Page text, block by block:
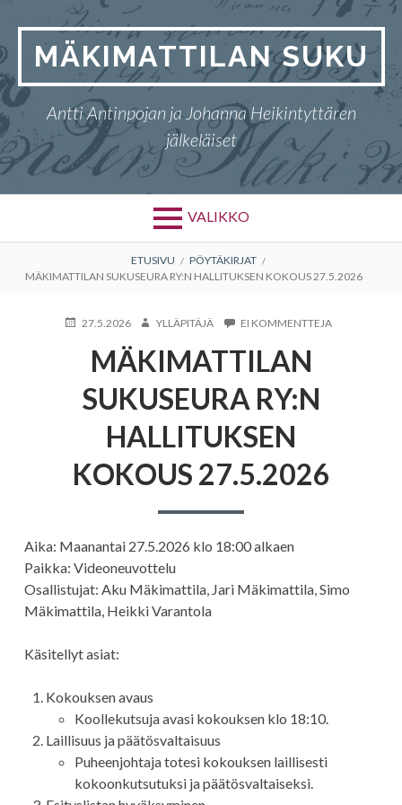
sisältöön
MÄKIMATTILAN SUKU
Antti Antinpojan ja Johanna Heikintyttären
jälkeläiset
VALIKKO
MURUPOLKU
ETUSIVU
PÖYTÄKIRJAT
MÄKIMATTILAN SUKUSEURA RY:N HALLITUKSEN KOKOUS 27.5.2026
JULKAISTU
27.5.2026 KIRJOITTAJA
YLLÄPITÄJÄ EI KOMMENTTEJAARTIKKELIIN
MÄKIMATTILAN
SUKUSEURA RY:N
HALLITUKSEN
KOKOUS 27.5.2026
Aika: Maanantai 27.5.2026 klo 18:00 alkaen
Paikka: Videoneuvottelu
Osallistujat: Aku Mäkimattila, Jari Mäkimattila, Simo
Mäkimattila, Heikki Varantola
Käsitellyt asiat:
Kokouksen avaus
Koollekutsuja avasi kokouksen klo 18:10.
Laillisuus ja päätösvaltaisuus
Puheenjohtaja totesi kokouksen laillisesti
kokoonkutsutuksi ja päätösvaltaiseksi.